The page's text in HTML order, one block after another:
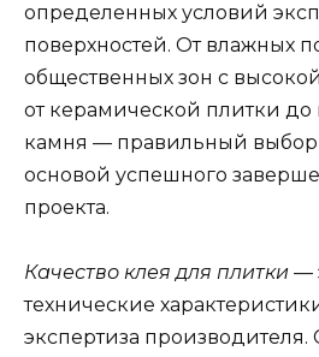
определенных условий
поверхностей. От влажных
общественных зон с
от керамической плитки до
камня — правильный выбор
основой успешного
проекта.
Качество клея для плитки —
технические
экспертиза производителя.